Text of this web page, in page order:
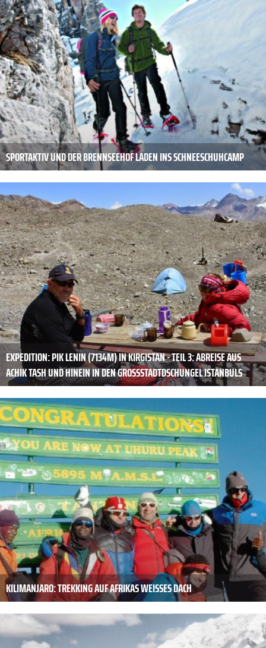
SPORTAKTIV UND DER BRENNSEEHOF LADEN INS SCHNEESCHUHCAMP
EXPEDITION: PIK LENIN (7134M) IN KIRGISTAN - TEIL 3: ABREISE AUS
ACHIK TASH UND HINEIN IN DEN GROSSSTADTDSCHUNGEL ISTANBULS
KILIMANJARO: TREKKING AUF AFRIKAS WEISSES DACH